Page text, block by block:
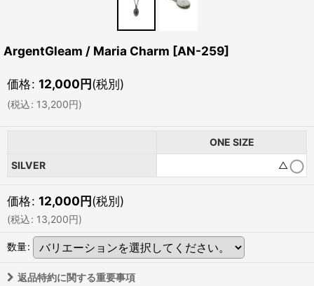
ArgentGleam / Maria Charm [AN-259]
価格: 12,000円(税別)
(税込: 13,200円)
ONE SIZE
SILVER
△
価格: 12,000円(税別)
(税込: 13,200円)
数量:
返品特約に関する重要事項